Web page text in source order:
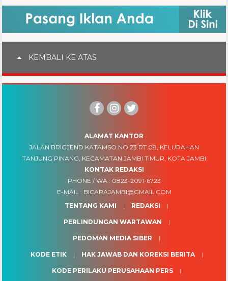
KEMBALI KE ATAS
ALAMAT KANTOR
JALAN BRIGJEND KATAMSO NO.23 RT.08, KELURAHAN
TANJUNG PINANG, KECAMATAN JAMBI TIMUR, KOTA JAMBI
KONTAK REDAKSI
PHONE / WA : 0823-2091-6723
E-MAIL : BICARAJAMBI@GMAIL.COM
TENTANG KAMI
REDAKSI
PERLINDUNGAN WARTAWAN
PEDOMAN MEDIA SIBER
KODE ETIK HAK JAWAB DAN KOREKSI BERITA
KODE PERILAKU PERUSAHAAN PERS